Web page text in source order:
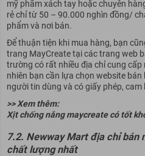
mỹ phẩm xách tay hoặc chuyên
rẻ chỉ từ 50 – 90.000 nghìn đồng/
phẩm và nơi bán.
Để thuận tiện khi mua hàng, bạn
trang MayCreate tại các trang web
trường có rất nhiều địa chỉ cung
nhiên bạn cần lựa chọn website
người tin dùng và có giấy phép, cam
>> Xem thêm:
Xịt chống nắng maycreate có tốt
7.2. Newway Mart địa chỉ bán
chất lượng nhất